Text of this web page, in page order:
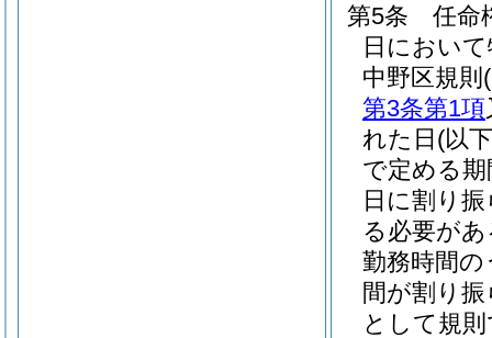
第5条
任命
日におい
中野区規則
第3条第1項
れた日 (以
で定める
日に割り
る必要が
勤務時間の
間が割り
として規